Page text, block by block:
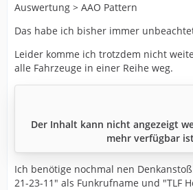
Auswertung > AAO Pattern
Das habe ich bisher immer
Leider komme ich trotzdem nicht
alle Fahrzeuge in einer Reihe weg.
Der Inhalt kann nicht angezeigt
mehr verfügbar
Ich benötige nochmal nen
21-23-11" als Funkrufname und "TLF